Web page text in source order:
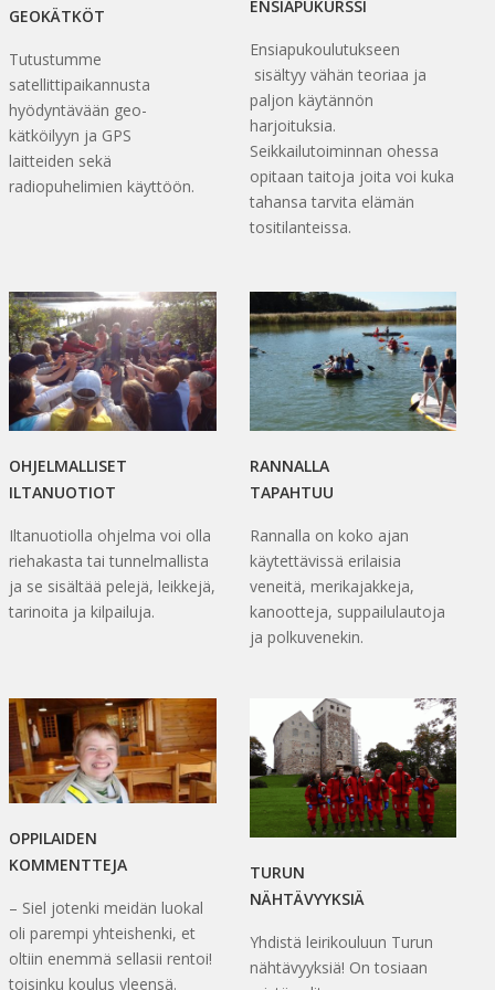
GEOKÄTKÖT
Tutustumme
satellittipaikannusta
hyödyntävään geo-
kätköilyyn ja GPS
laitteiden sekä
radiopuhelimien käyttöön.
ENSIAPUKURSSI
Ensiapukoulutukseen
sisältyy vähän teoriaa ja
paljon käytännön
harjoituksia.
Seikkailutoiminnan ohessa
opitaan taitoja joita voi kuka
tahansa tarvita elämän
tositilanteissa.
OHJELMALLISET
ILTANUOTIOT
Iltanuotiolla ohjelma voi olla
riehakasta tai tunnelmallista
ja se sisältää pelejä, leikkejä,
tarinoita ja kilpailuja.
RANNALLA
TAPAHTUU
Rannalla on koko ajan
käytettävissä erilaisia
veneitä, merikajakkeja,
kanootteja, suppailulautoja
ja polkuvenekin.
OPPILAIDEN
KOMMENTTEJA
– Siel jotenki meidän luokal
oli parempi yhteishenki, et
oltiin enemmä sellasii rentoi!
toisinku koulus yleensä.
TURUN
NÄHTÄVYYKSIÄ
Yhdistä leirikouluun Turun
nähtävyyksiä! On tosiaan